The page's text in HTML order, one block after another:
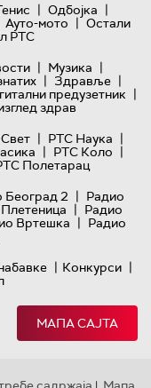
| Одбојка |
Ауто-мото | Остали
РТС
| Музика |
| Здравље |
предузетник |
здрав
| РТС Наука |
| РТС Коло |
Полетарац
Београд 2 | Радио
| Радио
Вртешка | Радио
| Конкурси |
МАПА САЈТА